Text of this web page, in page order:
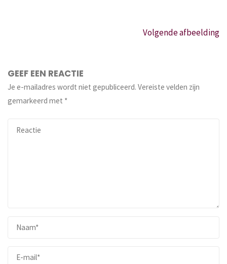
Volgende afbeelding
GEEF EEN REACTIE
Je e-mailadres wordt niet gepubliceerd. Vereiste velden zijn
gemarkeerd met *